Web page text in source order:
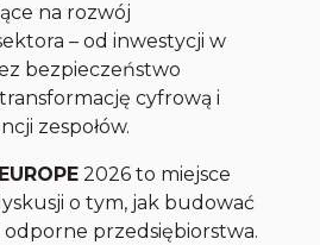
na rozwój
– od inwestycji w
bezpieczeństwo
cyfrową i
zespołów.
2026 to miejsce
o tym, jak budować
przedsiębiorstwa.